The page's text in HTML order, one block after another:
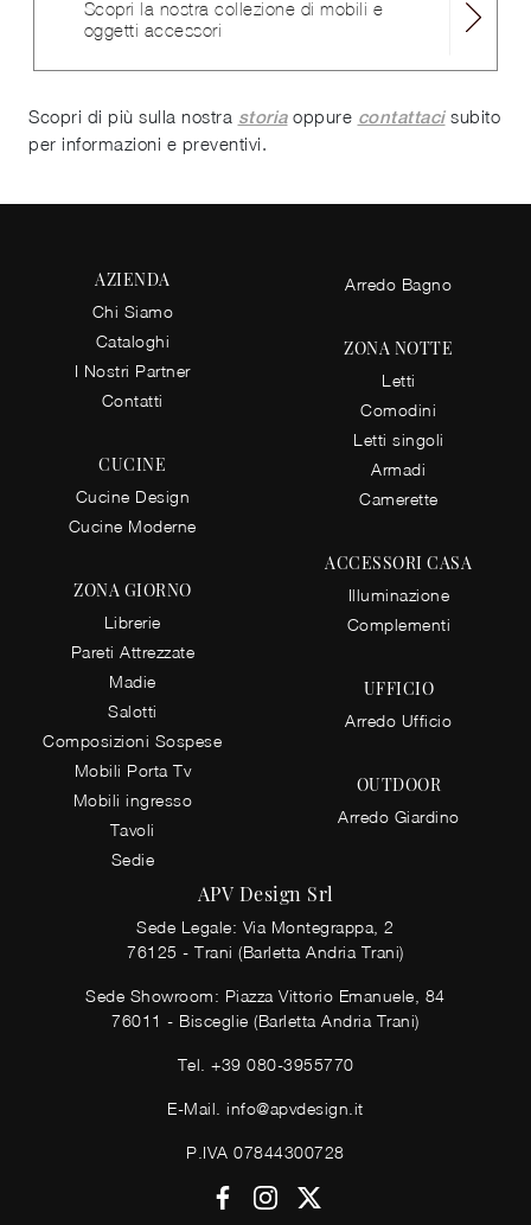
Scopri la nostra collezione di mobili e
oggetti accessori
Scopri di più sulla nostra storiaoppure contattacisubito
per informazioni e preventivi.
AZIENDA
Chi Siamo
Cataloghi
I Nostri Partner
Contatti
CUCINE
Cucine Design
Cucine Moderne
ZONA GIORNO
Librerie
Pareti Attrezzate
Madie
Salotti
Composizioni Sospese
Mobili Porta Tv
Mobili ingresso
Tavoli
Sedie
Arredo Bagno
ZONA NOTTE
Letti
Comodini
Letti singoli
Armadi
Camerette
ACCESSORI CASA
Illuminazione
Complementi
UFFICIO
Arredo Ufficio
OUTDOOR
Arredo Giardino
APV Design Srl
Sede Legale: Via Montegrappa, 2
76125 - Trani (Barletta Andria Trani)
Sede Showroom: Piazza Vittorio Emanuele, 84
76011 - Bisceglie (Barletta Andria Trani)
Tel. +39 080-3955770
E-Mail.info@apvdesign.it
P.IVA 07844300728